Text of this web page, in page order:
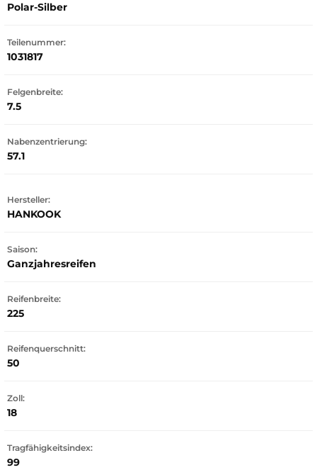
Polar-Silber
Teilenummer:
1031817
Felgenbreite:
7.5
Nabenzentrierung:
57.1
Hersteller:
HANKOOK
Saison:
Ganzjahresreifen
Reifenbreite:
225
Reifenquerschnitt:
50
Zoll:
18
Tragfähigkeitsindex:
99